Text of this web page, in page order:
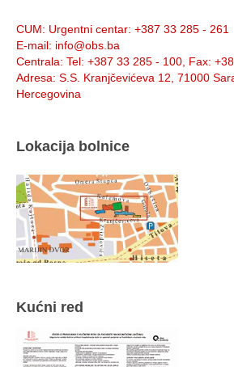
CUM: Urgentni centar: +387 33 285 - 261
E-mail: info@obs.ba
Centrala: Tel: +387 33 285 - 100, Fax:
Adresa: S.S. Kranjčevićeva 12, 71000
Hercegovina
Lokacija bolnice
Kućni red